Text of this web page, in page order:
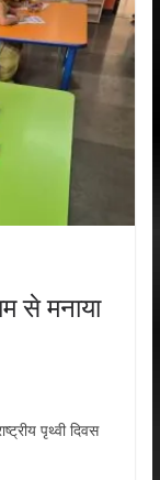
से मनाया
पृथ्वी दिवस